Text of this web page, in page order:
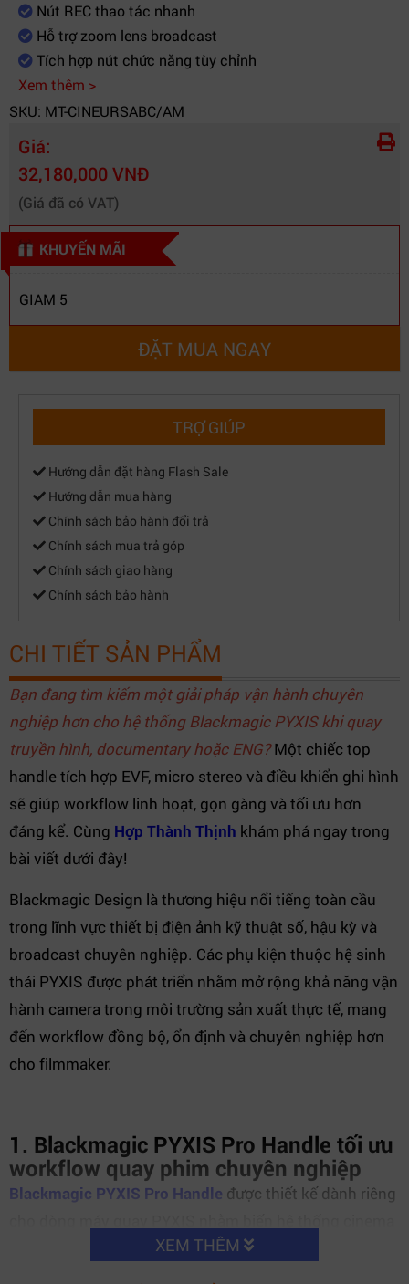
Nút REC thao tác nhanh
Hỗ trợ zoom lens broadcast
Tích hợp nút chức năng tùy chỉnh
Xem thêm >
SKU: MT-CINEURSABC/AM
Giá:
32,180,000 VNĐ
(Giá đã có VAT)
KHUYẾN MÃI
GIAM 5
ĐẶT MUA NGAY
TRỢ GIÚP
Hướng dẫn đặt hàng Flash Sale
Hướng dẫn mua hàng
Chính sách bảo hành đổi trả
Chính sách mua trả góp
Chính sách giao hàng
Chính sách bảo hành
CHI TIẾT SẢN PHẨM
Bạn đang tìm kiếm một giải pháp vận hành chuyên
nghiệp hơn cho hệ thống Blackmagic PYXIS khi quay
truyền hình, documentary hoặc ENG?Một chiếc top
handle tích hợp EVF, micro stereo và điều khiển ghi hình
sẽ giúp workflow linh hoạt, gọn gàng và tối ưu hơn
đáng kể. Cùng Hợp Thành Thịnh khám phá ngay trong
bài viết dưới đây!
Blackmagic Design là thương hiệu nổi tiếng toàn cầu
trong lĩnh vực thiết bị điện ảnh kỹ thuật số, hậu kỳ và
broadcast chuyên nghiệp. Các phụ kiện thuộc hệ sinh
thái PYXIS được phát triển nhằm mở rộng khả năng vận
hành camera trong môi trường sản xuất thực tế, mang
đến workflow đồng bộ, ổn định và chuyên nghiệp hơn
cho filmmaker.
1. Blackmagic PYXIS Pro Handle tối ưu
workflow quay phim chuyên nghiệp
Blackmagic PYXIS Pro Handle được thiết kế dành riêng
camera thành một cấu hình linh hoạt cho truyền hình,
XEM THÊM